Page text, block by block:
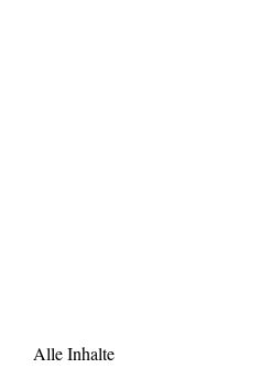
Alle Inhalte